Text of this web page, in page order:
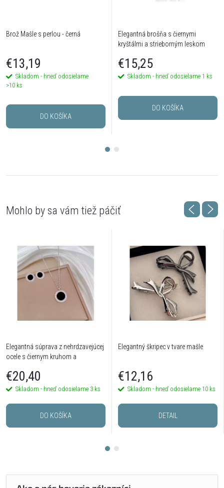
Brož Mašle s perlou - černá
€13,19
Skladom - hneď odosielame
>10 ks
DO KOŠÍKA
Elegantná brošňa s čiernymi
kryštálmi a strieborným leskom
€15,25
Skladom - hneď odosielame 1 ks
DO KOŠÍKA
Elegantná súprava z nehrdzavejúcej
ocele s čiernym kruhom a
€20,40
Skladom - hneď odosielame 3 ks
DO KOŠÍKA
Elegantný škripec v tvare mašle
€12,16
Skladom - hneď odosielame 10 ks
DETAIL